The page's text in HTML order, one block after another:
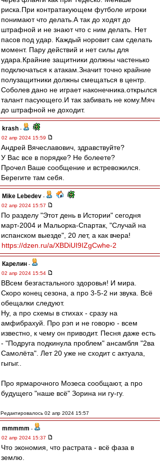
риска.При контратакующем футболе игроки
понимают что делать.А так до ходят до
штрафной и не знают что с ним делать. Нет
пасов под удар. Каждый норовит сам сделать
момент. Пару действий и нет силы для
удара.Крайние защитники должны частенько
подключаться к атакам.Значит точно крайние
полузащитники должны смещаться в центр.
Соболев дано не играет наконечника.открылся
талант пасующего.И так забивать не кому.Мяч
до штрафной не доходит.
krash -
02 апр 2024 15:59
Андрей Вячеславович, здравствуйте?
У Вас все в порядке? Не болеете?
Прочел Ваше сообщение и встревожился.
Берегите там себя.
Mike Lebedev -
02 апр 2024 15:57
По разделу "Этот день в Истории" сегодня
март-2004 и Мальорка-Спартак, "Случай на
испанском выезде", 20 лет, а как вчера!
https://dzen.ru/a/XBDiUI9IZgCwhe-2
Карелин -
02 апр 2024 15:54
ВВсем безгастального здоровья! И мира.
Скоро конец сезона, а про 3-5-2 ни звука. Всё
обещалки следуют.
Ну, а про схемы в стихах - сразу на
амфибрахуй. Про рэп и не говорю - всем
известно, к чему он приводит. Песня даже есть
- "Подруга подкинула проблем" ансамбля "2ва
Самолёта". Лет 20 уже не сходит с актуала,
гыгыг..
Про ярмарочного Мозеса сообщают, а про
будущего "наше всё" Зорина ни гу-гу.
Редактировалось 02 апр 2024 15:57
mmmmm -
02 апр 2024 15:37
Что экономия, что растрата - всё фаза в
землю.